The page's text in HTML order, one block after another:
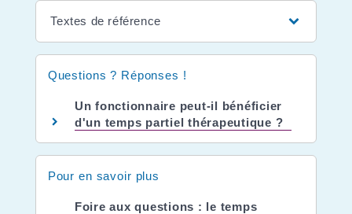
Textes de référence
Questions ? Réponses !
Un fonctionnaire peut-il bénéficier
d'un temps partiel thérapeutique ?
Pour en savoir plus
Foire aux questions : le temps